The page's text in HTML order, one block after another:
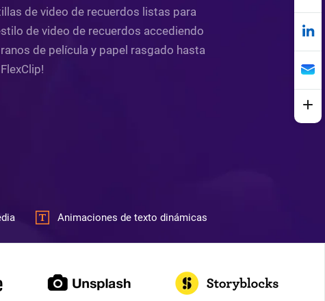
de video de recuerdos listas para
de video de recuerdos accediendo
de película y papel rasgado hasta
Animaciones de texto dinámicas